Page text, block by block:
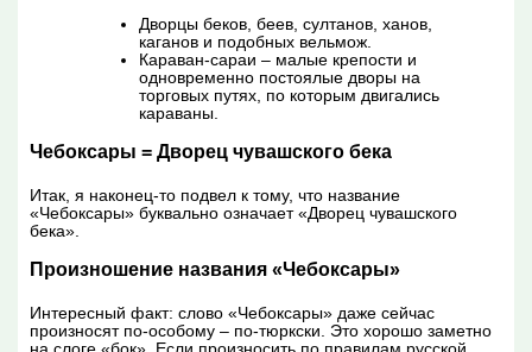
Дворцы беков, беев, султанов, ханов,
каганов и подобных вельмож.
Караван-сараи – малые крепости и
одновременно постоялые дворы на
торговых путях, по которым двигались
караваны.
Чебоксары = Дворец чувашского бека
Итак, я наконец-то подвел к тому, что название
«Чебоксары» буквально означает «Дворец чувашского
бека».
Произношение названия «Чебоксары»
Интересный факт: слово «Чебоксары» даже сейчас
произносят по-особому – по-тюркски. Это хорошо заметно
на слоге «бок». Если произносить по правилам русской